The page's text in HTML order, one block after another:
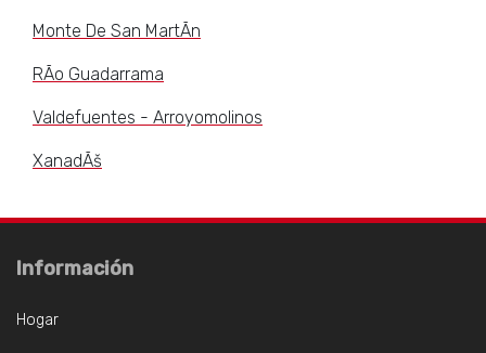
Monte De San MartÃn
RÃo Guadarrama
Valdefuentes - Arroyomolinos
XanadÃš
Información
Hogar